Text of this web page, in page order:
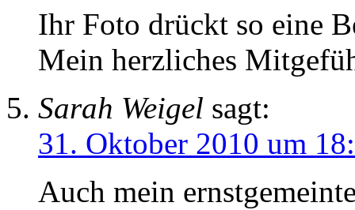
Ihr Foto drückt so eine
Mein herzliches
Sarah Weigel sagt:
31. Oktober 2010 um
Auch mein